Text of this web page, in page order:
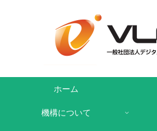
ホーム
機構について